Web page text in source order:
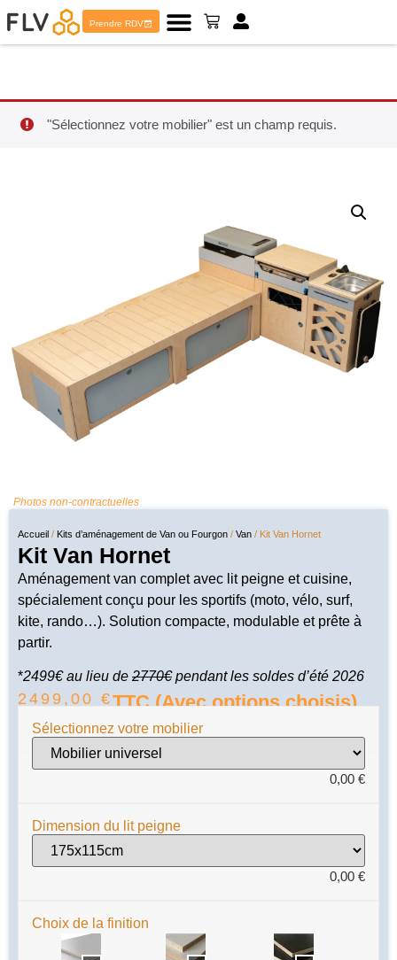
Prendre RDV
"Sélectionnez votre mobilier" est un champ requis.
Photos non-contractuelles
Accueil / Kits d’aménagement de Van ou Fourgon / Van / Kit Van Hornet
Kit Van Hornet
Aménagement van complet avec lit peigne et cuisine,
spécialement conçu pour les sportifs (moto, vélo, surf,
kite, rando…). Solution compacte, modulable et prête à
partir.
*2499€ au lieu de 2770€pendant les soldes d’été 2026
2499,00 €TTC (Avec options choisis)
Sélectionnez votre mobilier
0,00 €
Dimension du lit peigne
0,00 €
Choix de la finition